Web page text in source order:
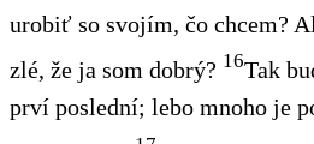
urobiť so svojím, čo chcem?
zlé, že ja som dobrý? 16Tak
prví poslední; lebo mnoho je